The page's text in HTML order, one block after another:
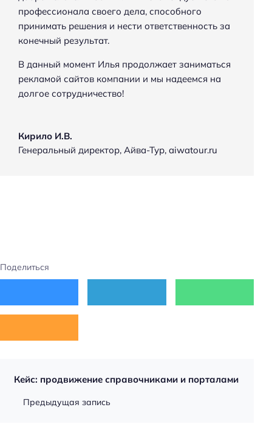
профессионала своего дела, способного
принимать решения и нести ответственность за
конечный результат.
В данный момент Илья продолжает заниматься
рекламой сайтов компании и мы надеемся на
долгое сотрудничество!
Кирило И.В.
Генеральный директор, Айва-Тур, aiwatour.ru
Поделиться
Кейс: продвижение справочниками и порталами
Предыдущая запись